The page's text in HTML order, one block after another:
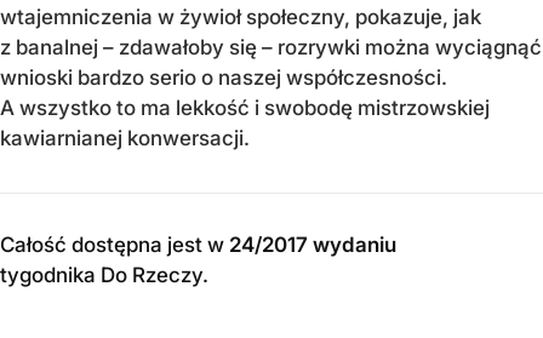
wtajemniczenia w żywioł społeczny, pokazuje, jak
z banalnej – zdawałoby się – rozrywki można wyciągnąć
wnioski bardzo serio o naszej współczesności.
A wszystko to ma lekkość i swobodę mistrzowskiej
kawiarnianej konwersacji.
Całość dostępna jest w 24/2017 wydaniu
tygodnika Do Rzeczy.